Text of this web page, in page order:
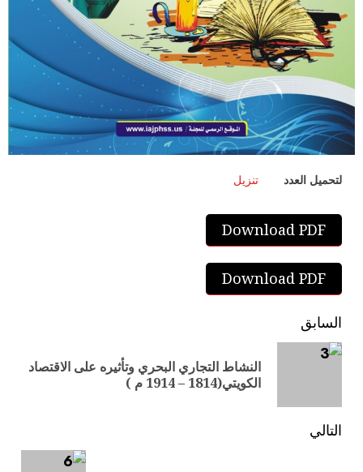
لتحميل العدد تنزيل
Download PDF
Download PDF
السابق
النشاط التجاري البحري وتأثيره على الاقتصاد
الكويتي(1814 – 1914 م )
التالي